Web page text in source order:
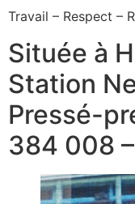
Travail – Respect –
Située à
Station
Pressé-
384 008